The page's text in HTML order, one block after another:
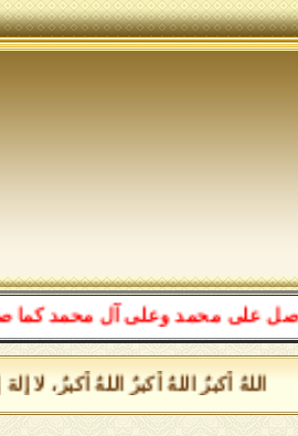
وعلى آل محمد كما صليت على
أكبرُ اللهُ أكبرُ اللهُ أكبرُ، لا إلهَ